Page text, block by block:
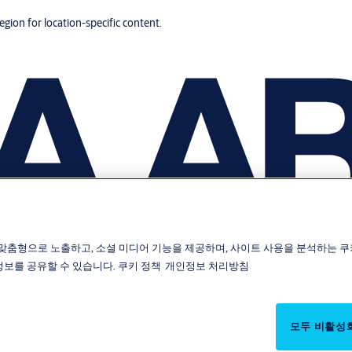
for location-specific content.
춤형으로 노출하고, 소셜 미디어 기능을 제공하며, 사이트 사용을 분석하는
를 공유할 수 있습니다. 쿠키 정책 개인정보 처리방침
모두 비활성